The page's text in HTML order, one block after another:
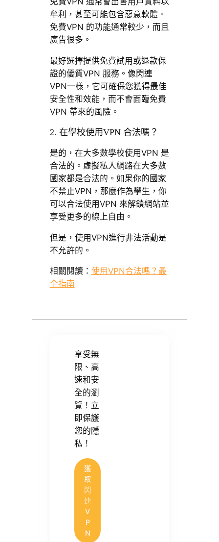
牟利，甚至可能包含惡意軟體。
免費VPN 的功能通常較少，而且
廣告很多。
最好選擇提供免費試用或退款保
證的優質VPN 服務。像閃連
VPN一樣，它可確保您獲得最佳
安全性和效能，而不會面臨免費
VPN 帶來的風險。
2. 在學校使用VPN 合法嗎？
是的，在大多數學校使用VPN 是
合法的。虛擬私人網路在大多數
國家都是合法的。如果你的國家
不禁止VPN，那麼作為學生，你
可以合法使用VPN 來解鎖網站並
享受更多的線上自由。
但是，使用VPN進行非法活動是
不允許的。
相關閱讀： 使用VPN合法嗎？最
全指南
享受無
限、高
速和安
全的瀏
覽！立
即保護
您的隱
私！
獲
取
閃
連
V
P
N